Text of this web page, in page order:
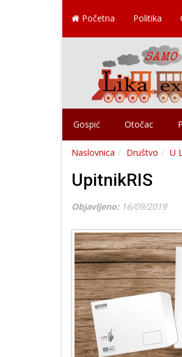
Početna Politika
Gospić Otočac
Naslovnica Društvo U
UpitnikRIS
Objavljeno: 16/09/2019